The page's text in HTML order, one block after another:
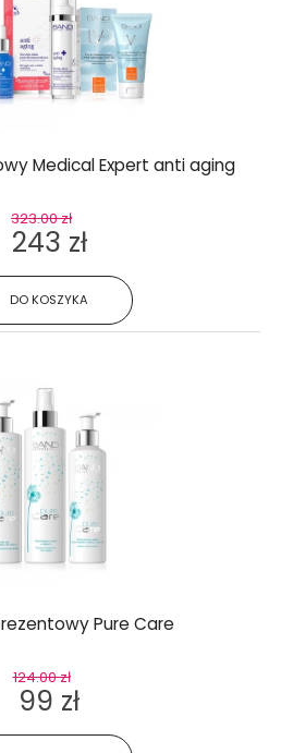
Medical Expert anti aging
DO KOSZYKA
323.00 zł
243 zł
Pure Care
124.00 zł
99 zł